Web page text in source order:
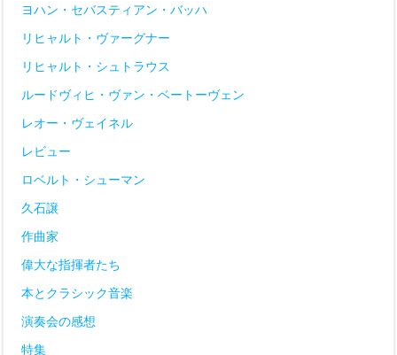
ヨハン・セバスティアン・バッハ
リヒャルト・ヴァーグナー
リヒャルト・シュトラウス
ルードヴィヒ・ヴァン・ベートーヴェン
レオー・ヴェイネル
レビュー
ロベルト・シューマン
久石譲
作曲家
偉大な指揮者たち
本とクラシック音楽
演奏会の感想
特集